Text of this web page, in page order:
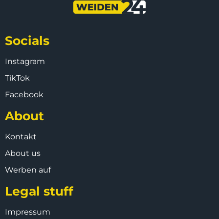
Socials
Instagram
TikTok
Facebook
About
Kontakt
About us
Werben auf
Legal stuff
Impressum